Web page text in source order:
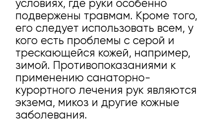
условиях, где руки особенно
подвержены травмам. Кроме того,
его следует использовать всем, у
кого есть проблемы с серой и
трескающейся кожей, например,
зимой. Противопоказаниями к
применению санаторно-
курортного лечения рук являются
экзема, микоз и другие кожные
заболевания.